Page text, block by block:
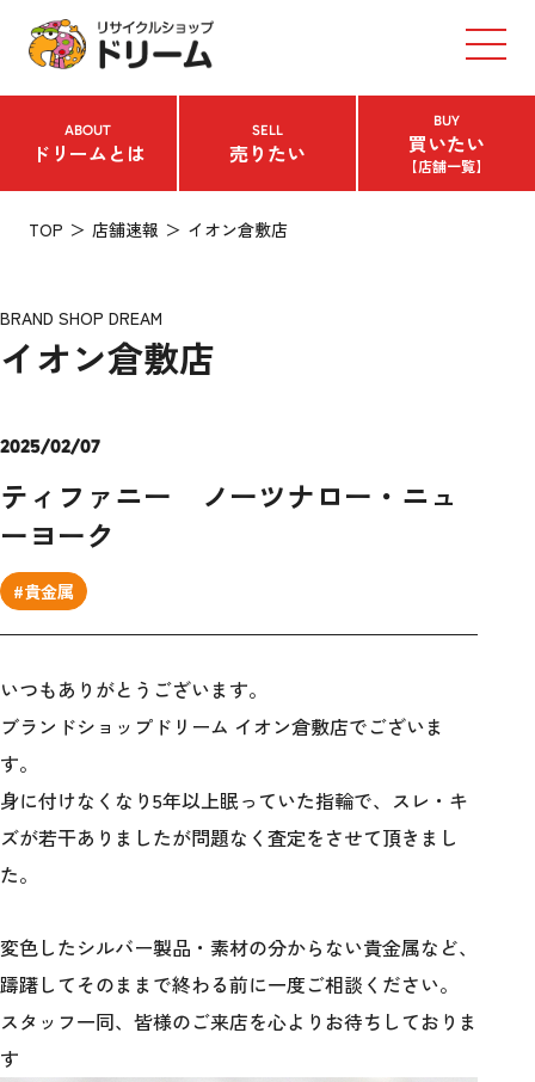
ABOUT
ドリームとは
SELL
売りたい
BUY
買いたい
【店舗一覧】
TOP 店舗速報 イオン倉敷店
BRAND SHOP DREAM
イオン倉敷店
2025/02/07
ティファニー ノーツナロー・ニュ
ーヨーク
#貴金属
いつもありがとうございます。
ブランドショップドリーム イオン倉敷店でございま
す。
身に付けなくなり5年以上眠っていた指輪で、スレ・キ
ズが若干ありましたが問題なく査定をさせて頂きまし
た。
変色したシルバー製品・素材の分からない貴金属など、
躊躇してそのままで終わる前に一度ご相談ください。
スタッフ一同、皆様のご来店を心よりお待ちしておりま
す